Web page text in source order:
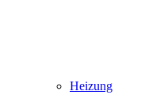
Heizung